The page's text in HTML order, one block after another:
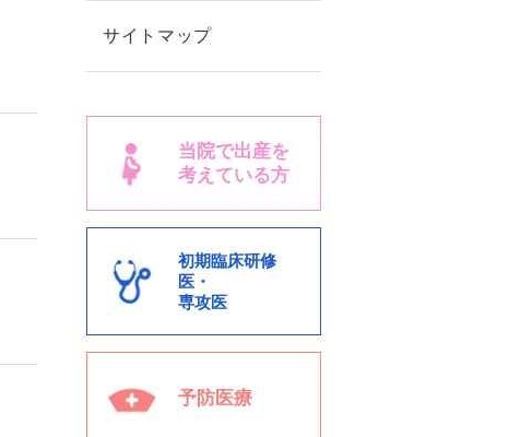
サイトマップ
当院で出産を
考えている方
初期臨床研修
医・
専攻医
予防医療